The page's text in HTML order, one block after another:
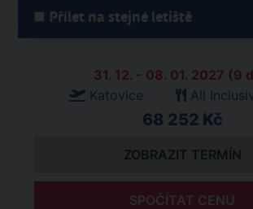
Přílet na stejné letiště
31. 12. - 08. 01. 2027 (9
Katovice
All
68 252 Kč
ZOBRAZIT TERMÍN
SPOČÍTAT CENU